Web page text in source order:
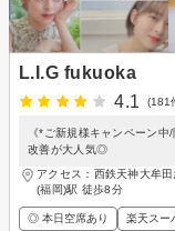
L.I.G fukuoka
4.1
(181
《*ご新規様キャンペーン
改善が大人気◎
アクセス：西鉄天神大牟
(福岡)駅 徒歩8分
◎ 本日空席あり 楽天スー